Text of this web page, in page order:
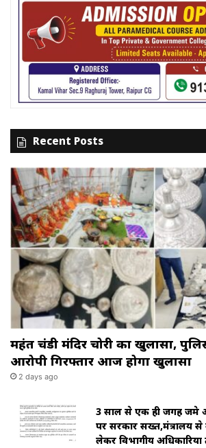
Recent Posts
महंत चंडी मंदिर चोरी का खुलासा,
आरोपी गिरफ्तार आज होगा खुलासा
2 days ago
3 साल से एक ही जगह जमे
पर सरकार सख्त,मंत्रालय
लेकर विभागीय